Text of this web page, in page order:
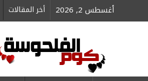
أغسطس 2, 2026 أخر المقالات